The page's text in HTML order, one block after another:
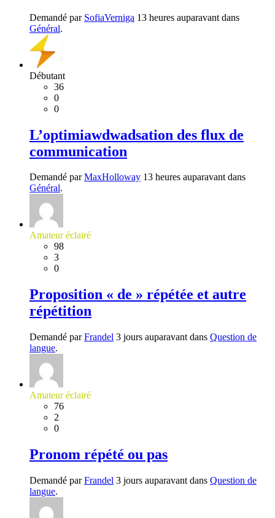
Demandé par SofiaVerniga 13 heures auparavant dans
Général.
Débutant
36
0
0
L’optimiawdwadsation des flux de
communication
Demandé parMaxHolloway 13 heures auparavant dans
Général.
Amateur éclairé
98
3
0
Proposition « de » répétée et autre
répétition
Demandé parFrandel 3 jours auparavant dans Question de
langue.
Amateur éclairé
76
2
0
Pronom répété ou pas
Demandé parFrandel 3 jours auparavant dans Question de
langue.